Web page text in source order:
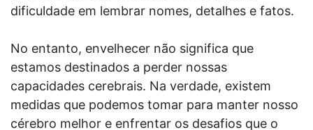
dificuldade em lembrar nomes, detalhes e fatos.
No entanto, envelhecer não significa que
estamos destinados a perder nossas
capacidades cerebrais. Na verdade, existem
medidas que podemos tomar para manter nosso
cérebro melhor e enfrentar os desafios que o